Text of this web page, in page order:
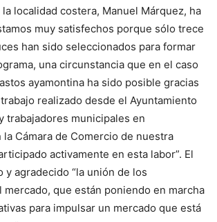
localidad costera, Manuel Márquez, ha
muy satisfechos porque sólo trece
han sido seleccionados para formar
una circunstancia que en el caso
ayamontina ha sido posible gracias
realizado desde el Ayuntamiento
trabajadores municipales en
Cámara de Comercio de nuestra
activamente en esta labor”. El
y agradecido “la unión de los
que están poniendo en marcha
para impulsar un mercado que está